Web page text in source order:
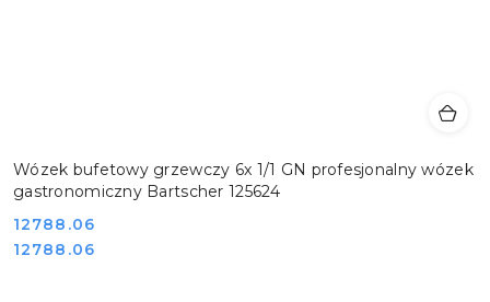
Wózek bufetowy grzewczy 6x 1/1 GN profesjonalny wózek
gastronomiczny Bartscher 125624
Cena:
12788.06
Cena:
12788.06